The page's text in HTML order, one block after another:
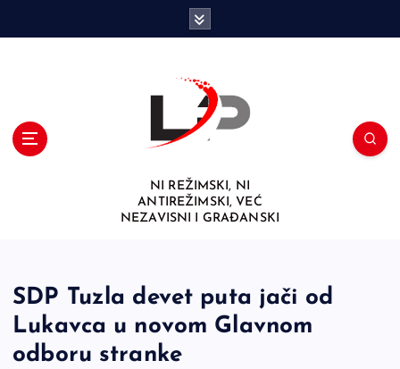
NI REŽIMSKI, NI
ANTIREŽIMSKI, VEĆ
NEZAVISNI I GRAĐANSKI
SDP Tuzla devet puta jači od
Lukavca u novom Glavnom
odboru stranke